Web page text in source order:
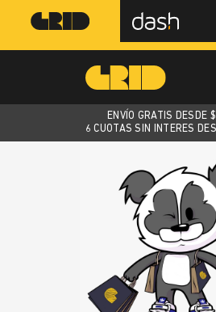
ENVÍO GRATIS DESDE $
6 CUOTAS SIN INTERES